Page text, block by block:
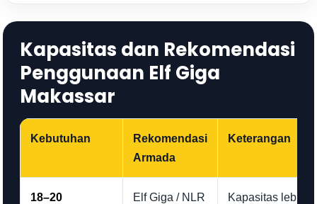
Kapasitas dan Rekomendasi
Penggunaan Elf Giga
Makassar
Kebutuhan
Rekomendasi
Armada
Keterangan
18–20
Elf Giga / NLR
Kapasitas lebih